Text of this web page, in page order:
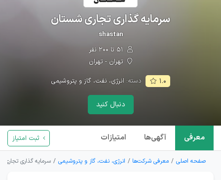
سرمایه گذاری تجاری شستان
shastan
تهران - تهران
۱.۰ دسته: انرژی، نفت، گاز و پتروشیمی
دنبال کنید
معرفی آگهی‌ها امتیازات ثبت امتیاز
صفحه اصلی معرفی شرکت‌ها انرژی، نفت، گاز و پتروشیمی سرمایه گذاری تجاری